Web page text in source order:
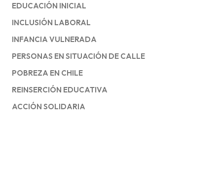
EDUCACIÓN INICIAL
INCLUSIÓN LABORAL
INFANCIA VULNERADA
PERSONAS EN SITUACIÓN DE CALLE
POBREZA EN CHILE
REINSERCIÓN EDUCATIVA
ACCIÓN SOLIDARIA